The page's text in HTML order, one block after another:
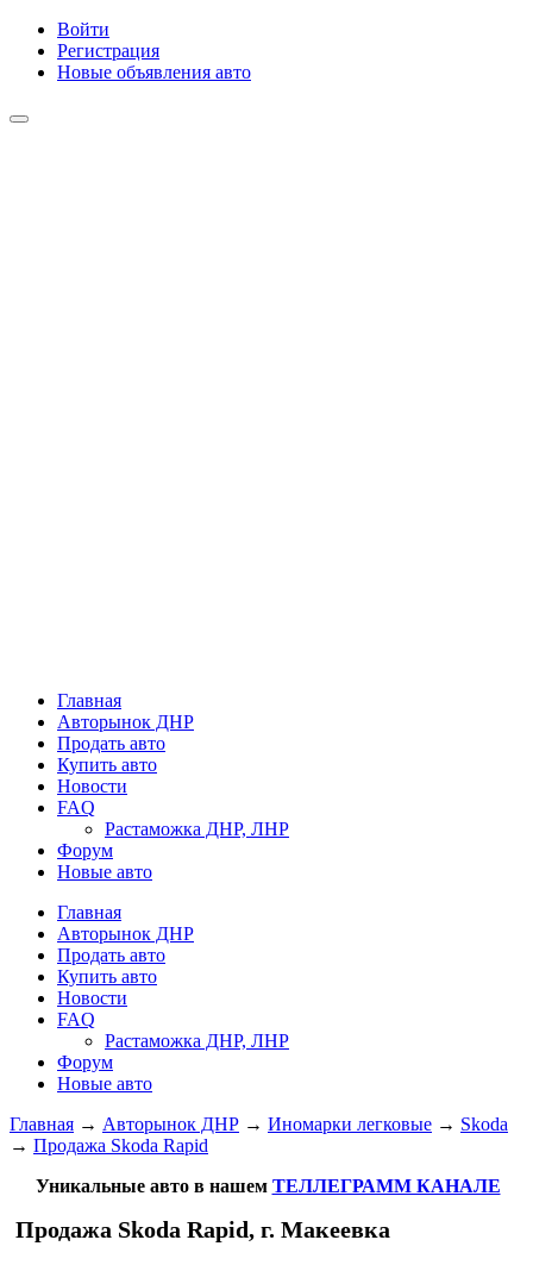
Войти
Регистрация
Новые объявления авто
Главная
Авторынок ДНР
Продать авто
Купить авто
Новости
FAQ
Растаможка ДНР, ЛНР
Форум
Новые авто
Главная
Авторынок ДНР
Продать авто
Купить авто
Новости
FAQ
Растаможка ДНР, ЛНР
Форум
Новые авто
Главная → Авторынок ДНР → Иномарки легковые → Skoda
→ Продажа Skoda Rapid
Уникальные авто в нашем ТЕЛЛЕГРАММ КАНАЛЕ
Продажа Skoda Rapid, г. Макеевка